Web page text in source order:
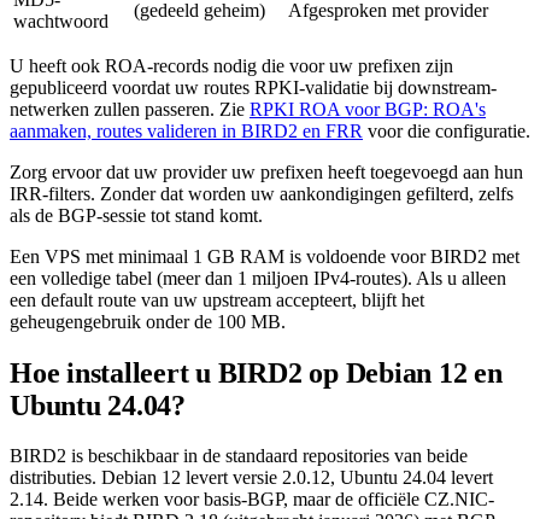
wachtwoord
(gedeeld geheim) Afgesproken met provider
U heeft ook ROA-records nodig die voor uw prefixen zijn
gepubliceerd voordat uw routes RPKI-validatie bij downstream-
netwerken zullen passeren. Zie RPKI ROA voor BGP: ROA's
aanmaken, routes valideren in BIRD2 en FRR voor die configuratie.
Zorg ervoor dat uw provider uw prefixen heeft toegevoegd aan hun
IRR-filters. Zonder dat worden uw aankondigingen gefilterd, zelfs
als de BGP-sessie tot stand komt.
Een VPS met minimaal 1 GB RAM is voldoende voor BIRD2 met
een volledige tabel (meer dan 1 miljoen IPv4-routes). Als u alleen
een default route van uw upstream accepteert, blijft het
geheugengebruik onder de 100 MB.
Hoe installeert u BIRD2 op Debian 12 en
Ubuntu 24.04?
BIRD2 is beschikbaar in de standaard repositories van beide
distributies. Debian 12 levert versie 2.0.12, Ubuntu 24.04 levert
2.14. Beide werken voor basis-BGP, maar de officiële CZ.NIC-